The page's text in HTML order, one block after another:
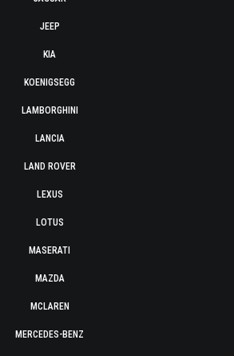
JEEP
KIA
KOENIGSEGG
LAMBORGHINI
LANCIA
LAND ROVER
LEXUS
LOTUS
MASERATI
MAZDA
MCLAREN
MERCEDES-BENZ